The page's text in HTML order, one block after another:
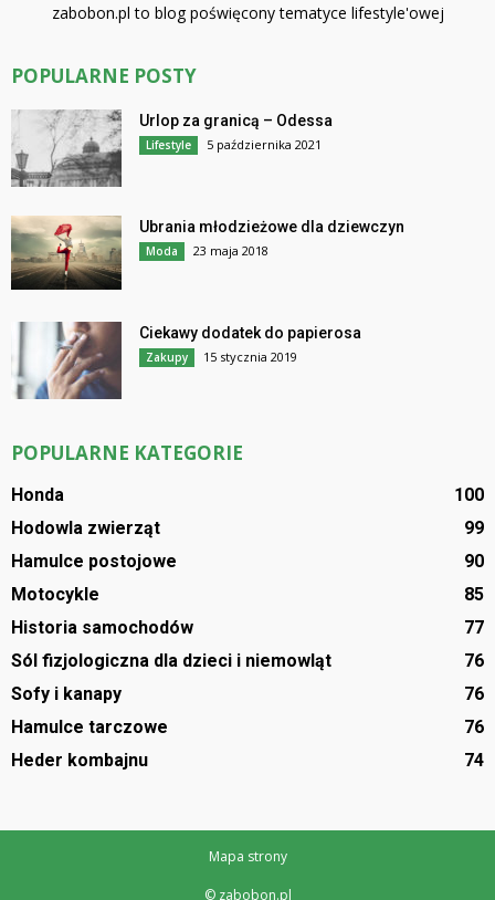
zabobon.pl to blog poświęcony tematyce lifestyle'owej
POPULARNE POSTY
Urlop za granicą – Odessa
Lifestyle 5 października 2021
Ubrania młodzieżowe dla dziewczyn
Moda 23 maja 2018
Ciekawy dodatek do papierosa
Zakupy 15 stycznia 2019
POPULARNE KATEGORIE
Honda
100
Hodowla zwierząt
99
Hamulce postojowe
90
Motocykle
85
Historia samochodów
77
Sól fizjologiczna dla dzieci i niemowląt
76
Sofy i kanapy
76
Hamulce tarczowe
76
Heder kombajnu
74
Mapa strony
© zabobon.pl